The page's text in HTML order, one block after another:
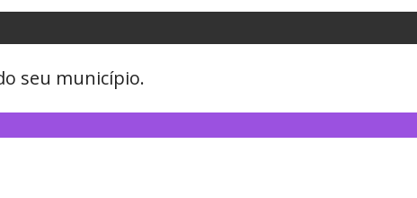
seu município.